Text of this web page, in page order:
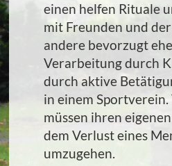
einen helfen Rituale
mit Freunden und
andere bevorzugt
Verarbeitung durch
durch aktive
in einem
müssen ihren
dem Verlust eines
umzugehen.